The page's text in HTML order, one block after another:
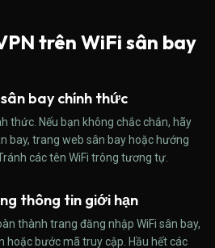
trên WiFi sân bay
bay chính thức
thức. Nếu bạn không chắc chắn, hãy
bay, trang web sân bay hoặc hướng
các tên WiFi trông tương tự.
thông tin giới hạn
thành trang đăng nhập WiFi sân bay,
hoặc bước mã truy cập. Hầu hết các